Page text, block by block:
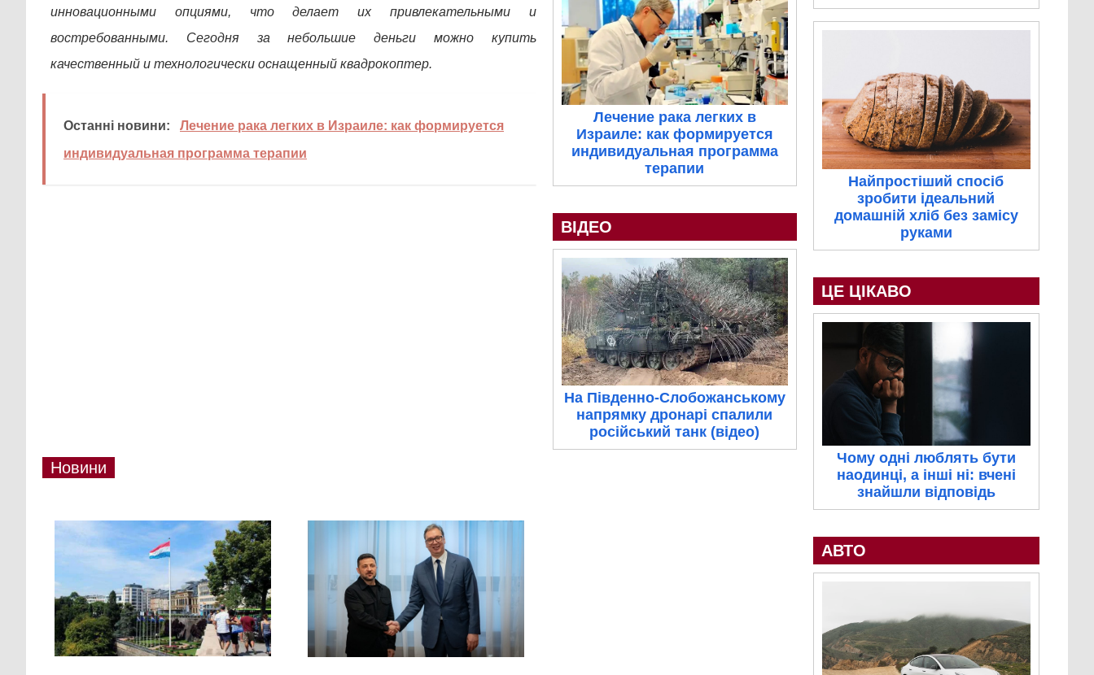
инновационными опциями, что делает их привлекательными и
востребованными. Сегодня за небольшие деньги можно купить
качественный и технологически оснащенный квадрокоптер.
Останні новини:
Лечение рака легких в Израиле: как формируется
индивидуальная программа терапии
Новини
Лечение рака легких в
Израиле: как формируется
индивидуальная программа
терапии
ВІДЕО
На Південно-Слобожанському
напрямку дронарі спалили
російський танк (відео)
Найпростіший спосіб
зробити ідеальний
домашній хліб без замісу
руками
ЦЕ ЦІКАВО
Чому одні люблять бути
наодинці, а інші ні: вчені
знайшли відповідь
АВТО